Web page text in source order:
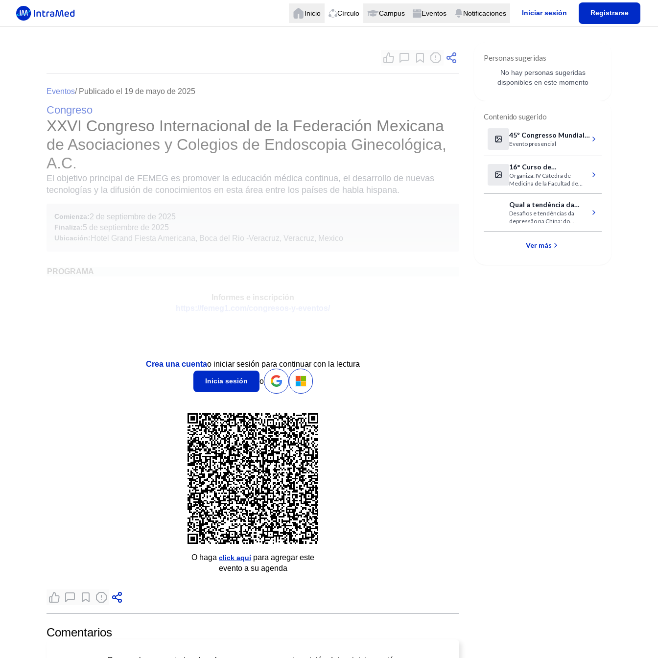
Inicio Círculo Campus Eventos Notificaciones Iniciar sesión Registrarse
Eventos/ Publicado el 19 de mayo de 2025
Congreso
XXVI Congreso Internacional de la Federación Mexicana
de Asociaciones y Colegios de Endoscopia Ginecológica,
A.C.
El objetivo principal de FEMEG es promover la educación médica continua, el desarrollo de nuevas
tecnologías y la difusión de conocimientos en esta área entre los países de habla hispana.
Comienza:2 de septiembre de 2025
Finaliza:5 de septiembre de 2025
Ubicación: Hotel Grand Fiesta Americana, Boca del Rio -Veracruz, Veracruz, Mexico
PROGRAMA
Informes e inscripción
Crea una cuentao iniciar sesión para continuar con la lectura
Inicia sesión o
O haga click aquípara agregar este
evento a su agenda
Comentarios
Personas sugeridas
No hay personas sugeridas
disponibles en este momento
Contenido sugerido
45º Congresso Mundial
de Ortopedia – SICOT
2025
Evento presencial
16° Curso de
Comunicación en
Ciencias de la Salud
Organiza: IV Cátedra de
Medicina de la Facultad de
Qual a tendência da
depressão daqui a 50
anos?
Desafios e tendências da
depressão na China: do
pandemia.Ver más